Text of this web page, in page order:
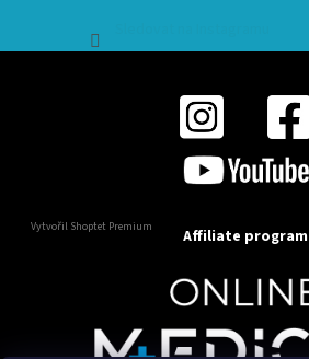
Vytvořil Shoptet Premium Affiliate program